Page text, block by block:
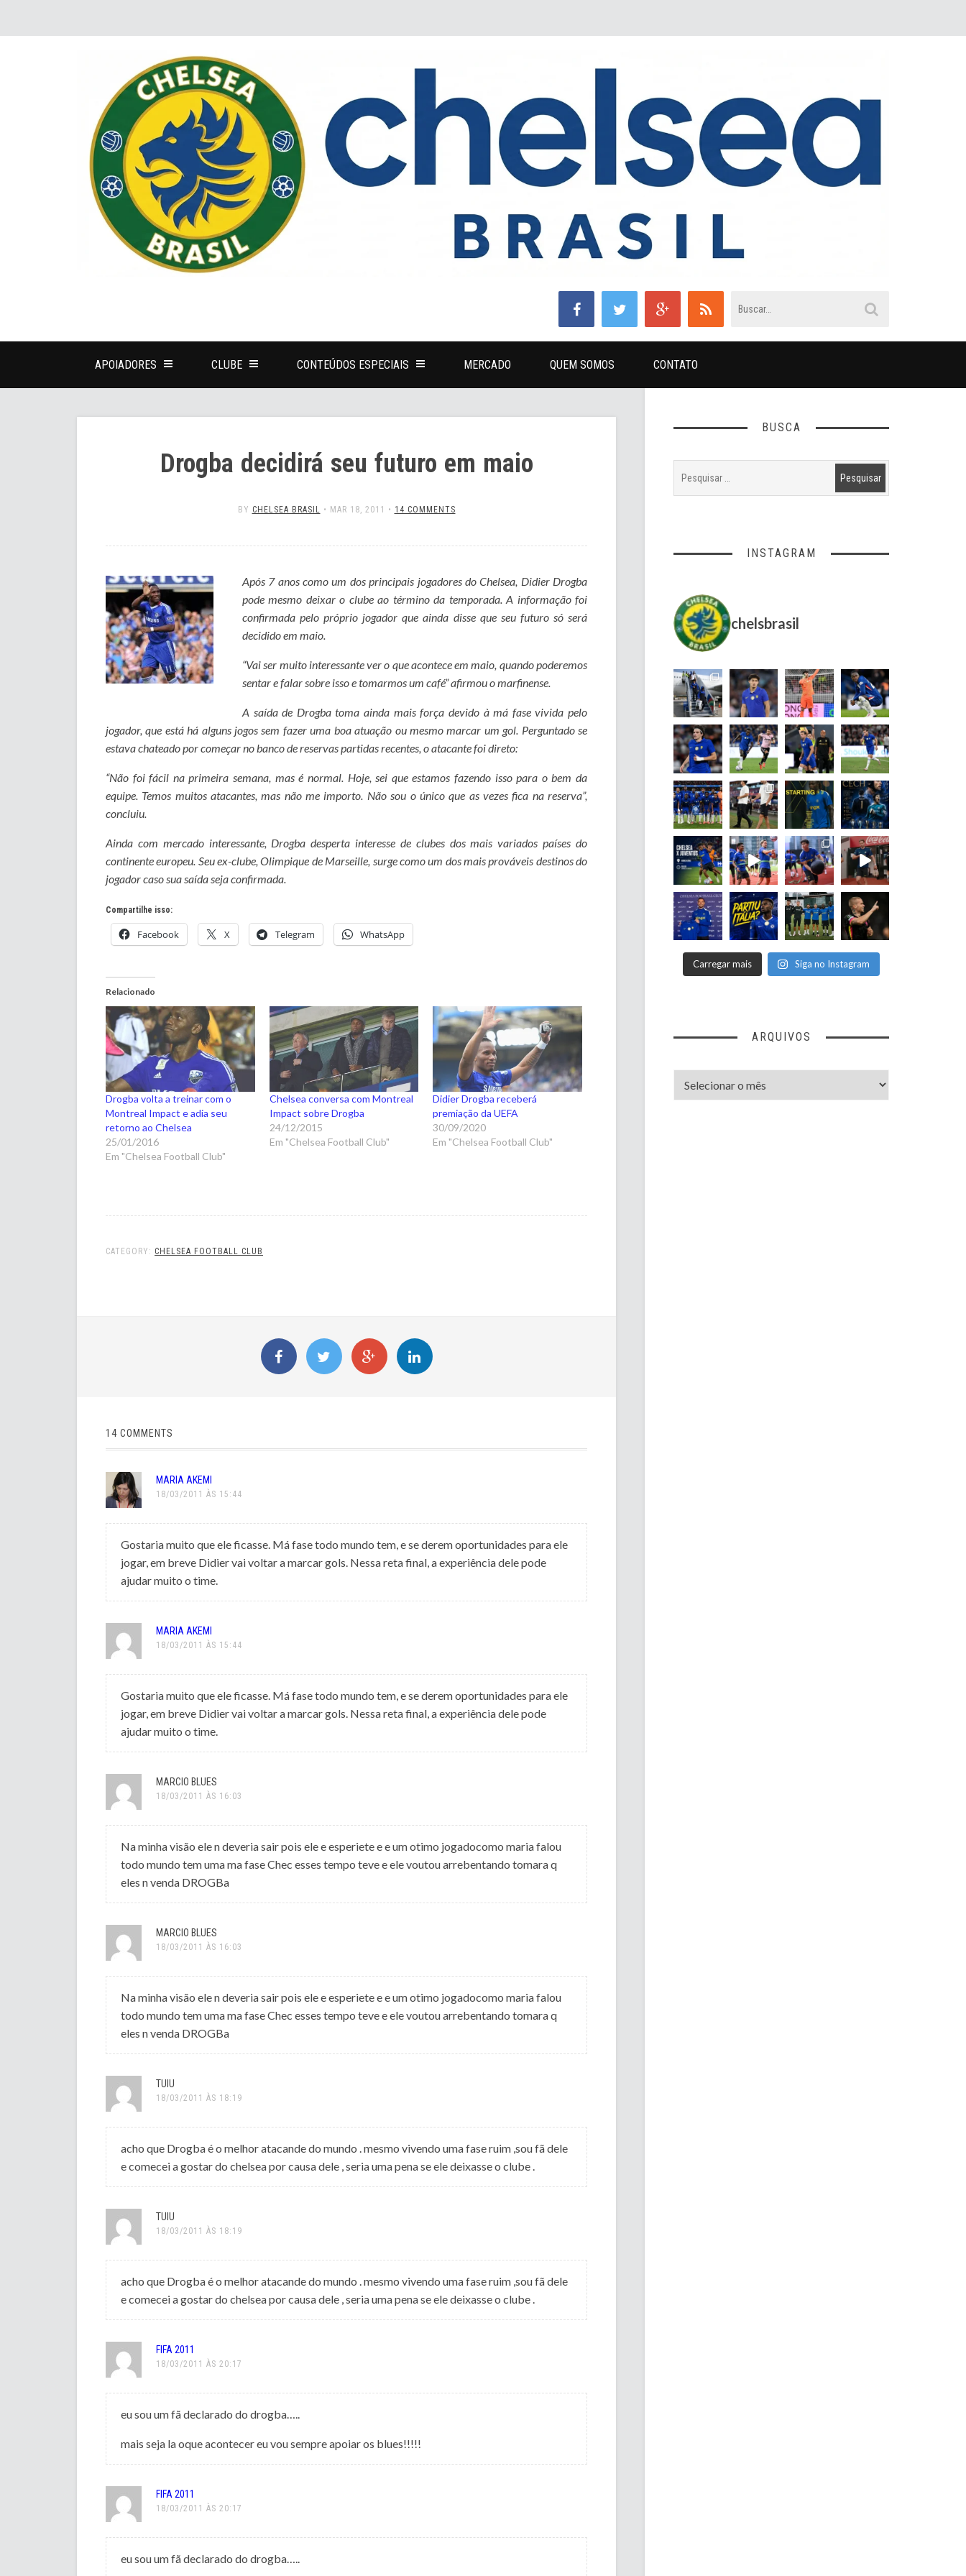
APOIADORES CLUBE CONTEÚDOS ESPECIAIS MERCADO QUEM SOMOS CONTATO
Drogba decidirá seu futuro em maio
BY CHELSEA BRASIL • MAR 18, 2011 • 14 COMMENTS
Após 7 anos como um dos principais jogadores do Chelsea, Didier Drogba
pode mesmo deixar o clube ao término da temporada. A informação foi
confirmada pelo próprio jogador que ainda disse que seu futuro só será
decidido em maio.
“Vai ser muito interessante ver o que acontece em maio, quando poderemos
sentar e falar sobre isso e tomarmos um café” afirmou o marfinense.
A saída de Drogba toma ainda mais força devido à má fase vivida pelo
jogador, que está há alguns jogos sem fazer uma boa atuação ou mesmo marcar um gol. Perguntado se
estava chateado por começar no banco de reservas partidas recentes, o atacante foi direto:
“Não foi fácil na primeira semana, mas é normal. Hoje, sei que estamos fazendo isso para o bem da
equipe. Temos muitos atacantes, mas não me importo. Não sou o único que as vezes fica na reserva”,
concluiu.
Ainda com mercado interessante, Drogba desperta interesse de clubes dos mais variados países do
continente europeu. Seu ex-clube, Olimpique de Marseille, surge como um dos mais prováveis destinos do
jogador caso sua saída seja confirmada.
Compartilhe isso:
Facebook X Telegram WhatsApp
Relacionado
Drogba volta a treinar com o
Montreal Impact e adia seu
retorno ao Chelsea
25/01/2016
Em "Chelsea Football Club"
Chelsea conversa com Montreal
Impact sobre Drogba
24/12/2015
Em "Chelsea Football Club"
Didier Drogba receberá
premiação da UEFA
30/09/2020
Em "Chelsea Football Club"
CATEGORY: CHELSEA FOOTBALL CLUB
14 COMMENTS
MARIA AKEMI
18/03/2011 ÀS 15:44
Gostaria muito que ele ficasse. Má fase todo mundo tem, e se derem oportunidades para ele
jogar, em breve Didier vai voltar a marcar gols. Nessa reta final, a experiência dele pode
ajudar muito o time.
MARIA AKEMI
18/03/2011 ÀS 15:44
Gostaria muito que ele ficasse. Má fase todo mundo tem, e se derem oportunidades para ele
jogar, em breve Didier vai voltar a marcar gols. Nessa reta final, a experiência dele pode
ajudar muito o time.
MARCIO BLUES
18/03/2011 ÀS 16:03
Na minha visão ele n deveria sair pois ele e esperiete e e um otimo jogadocomo maria falou
todo mundo tem uma ma fase Chec esses tempo teve e ele voutou arrebentando tomara q
eles n venda DROGBa
MARCIO BLUES
18/03/2011 ÀS 16:03
Na minha visão ele n deveria sair pois ele e esperiete e e um otimo jogadocomo maria falou
todo mundo tem uma ma fase Chec esses tempo teve e ele voutou arrebentando tomara q
eles n venda DROGBa
TUIU
18/03/2011 ÀS 18:19
acho que Drogba é o melhor atacande do mundo . mesmo vivendo uma fase ruim ,sou fã dele
e comecei a gostar do chelsea por causa dele , seria uma pena se ele deixasse o clube .
TUIU
18/03/2011 ÀS 18:19
acho que Drogba é o melhor atacande do mundo . mesmo vivendo uma fase ruim ,sou fã dele
e comecei a gostar do chelsea por causa dele , seria uma pena se ele deixasse o clube .
FIFA 2011
18/03/2011 ÀS 20:17
eu sou um fã declarado do drogba…..
mais seja la oque acontecer eu vou sempre apoiar os blues!!!!!
FIFA 2011
18/03/2011 ÀS 20:17
eu sou um fã declarado do drogba…..
BUSCA
INSTAGRAM
chelsbrasil
Carregar mais Siga no Instagram
ARQUIVOS